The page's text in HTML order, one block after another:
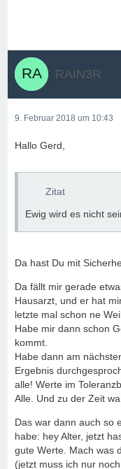
RAIN3R
9. Februar 2018 um 10:43
Hallo Gerd,
Zitat
Ewig wird es nicht
Da hast Du mit
Da fällt mir gerade
Hausarzt, und er hat
letzte mal schon ne
Habe mir dann schon
kommt.
Habe dann am
Ergebnis
alle! Werte im
Alle. Und zu der Zeit
Das war dann auch so
habe: hey Alter, jetzt
gute Werte. Mach was
(jetzt muss ich nur